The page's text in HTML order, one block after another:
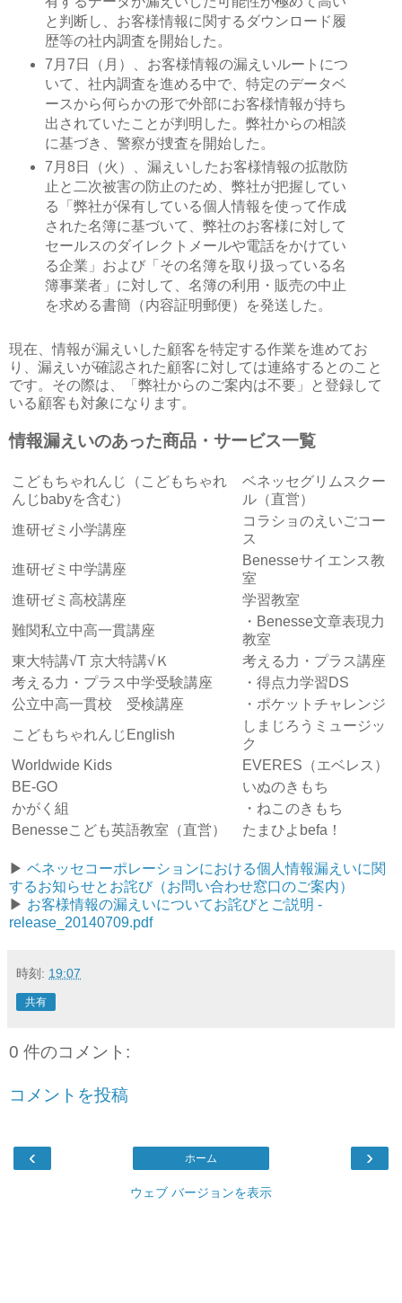
と判断し、お客様情報に関するダウンロード履
歴等の社内調査を開始した。
7月7日（月）、お客様情報の漏えいルートにつ
いて、社内調査を進める中で、特定のデータベ
ースから何らかの形で外部にお客様情報が持ち
出されていたことが判明した。弊社からの相談
に基づき、警察が捜査を開始した。
7月8日（火）、漏えいしたお客様情報の拡散防
止と二次被害の防止のため、弊社が把握してい
る「弊社が保有している個人情報を使って作成
された名簿に基づいて、弊社のお客様に対して
セールスのダイレクトメールや電話をかけてい
る企業」および「その名簿を取り扱っている名
簿事業者」に対して、名簿の利用・販売の中止
を求める書簡（内容証明郵便）を発送した。
現在、情報が漏えいした顧客を特定する作業を進めてお
り、漏えいが確認された顧客に対しては連絡するとのこと
です。その際は、「弊社からのご案内は不要」と登録して
いる顧客も対象になります。
情報漏えいのあった商品・サービス一覧
こどもちゃれんじ（こどもちゃれ
んじbabyを含む）
ベネッセグリムスクー
ル（直営）
進研ゼミ小学講座
コラショのえいごコー
ス
進研ゼミ中学講座
Benesseサイエンス教
室
進研ゼミ高校講座
学習教室
難関私立中高一貫講座
・Benesse文章表現力
教室
東大特講√T 京大特講√Ｋ
考える力・プラス講座
考える力・プラス中学受験講座
・得点力学習DS
公立中高一貫校 受検講座
・ポケットチャレンジ
こどもちゃれんじEnglish
しまじろうミュージッ
ク
Worldwide Kids
EVERES（エベレス）
BE-GO
いぬのきもち
かがく組
・ねこのきもち
Benesseこども英語教室（直営）
たまひよbefa！
▶︎ ベネッセコーポレーションにおける個人情報漏えいに関
するお知らせとお詫び（お問い合わせ窓口のご案内）
▶︎ お客様情報の漏えいについてお詫びとご説明 -
release_20140709.pdf
時刻: 19:07
共有
0 件のコメント:
コメントを投稿
‹ ›
ホーム
ウェブ バージョンを表示